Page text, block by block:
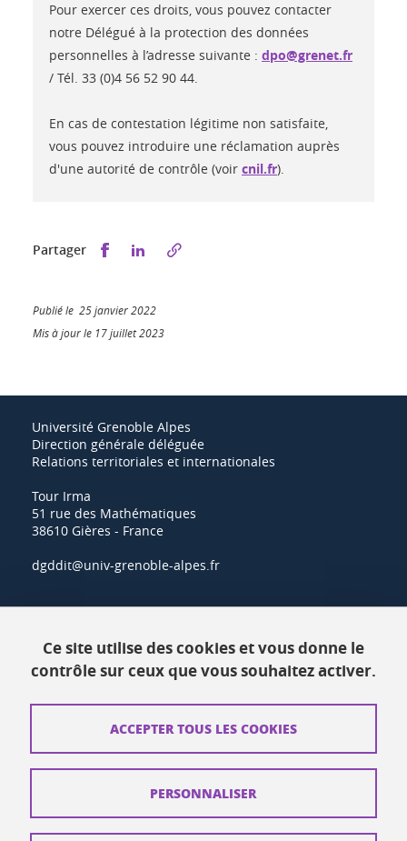
Pour exercer ces droits, vous pouvez contacter
notre Délégué à la protection des données
personnelles à l’adresse suivante : dpo@grenet.fr
/ Tél. 33 (0)4 56 52 90 44.
En cas de contestation légitime non satisfaite,
vous pouvez introduire une réclamation auprès
d'une autorité de contrôle (voir cnil.fr).
Partager Partager sur Facebook
Partager sur LinkedIn
Publié le 25 janvier 2022
Mis à jour le 17 juillet 2023
Université Grenoble Alpes
Direction générale déléguée
Relations territoriales et internationales
Tour Irma
51 rue des Mathématiques
38610 Gières - France
dgddit@univ-grenoble-alpes.fr
Ressources
Contacts
Plans d'accès
Mentions légales
Ce site utilise des cookies et vous donne le
contrôle sur ceux que vous souhaitez activer.
ACCEPTER TOUS LES COOKIES
PERSONNALISER